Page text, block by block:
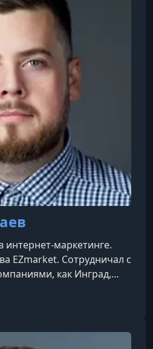
в 10 городах,
Ланку, где занимался
опытом с
Помимо
интернет-маркетинге.
EZmarket. Сотрудничал с
как Инград,
Home Credit, Сколково и